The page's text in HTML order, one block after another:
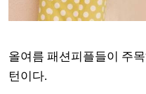
올여름 패션피플들이 주
턴이다.